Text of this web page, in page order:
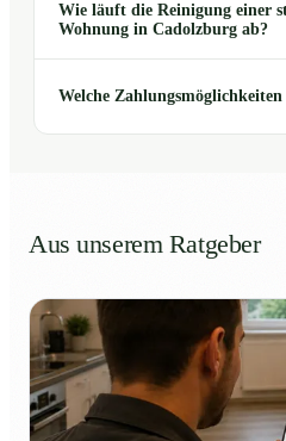
Wie läuft die Reinigung einer
Wohnung in Cadolzburg ab?
Welche
Aus unserem Ratgeber